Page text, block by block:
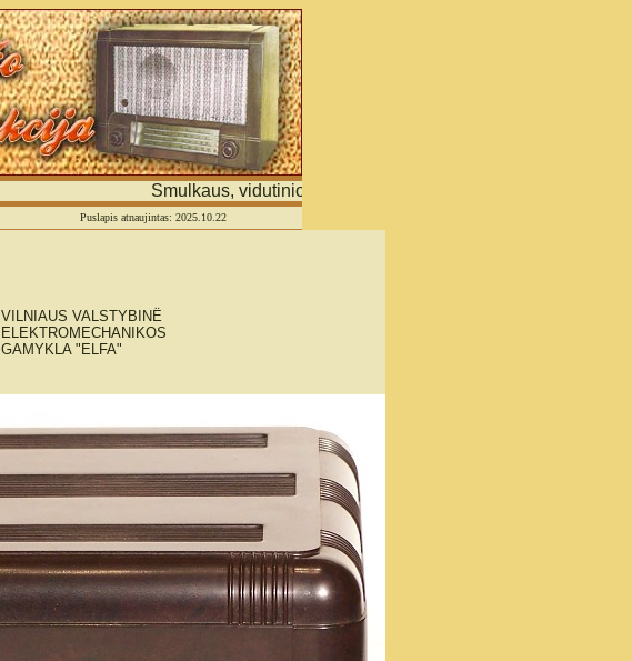
Smulkaus, vidutinio verslo ir asmeninių tinklapių portalas
Puslapis atnaujintas: 2025.10.22
VILNIAUS VALSTYBINË
ELEKTROMECHANIKOS
GAMYKLA "ELFA"